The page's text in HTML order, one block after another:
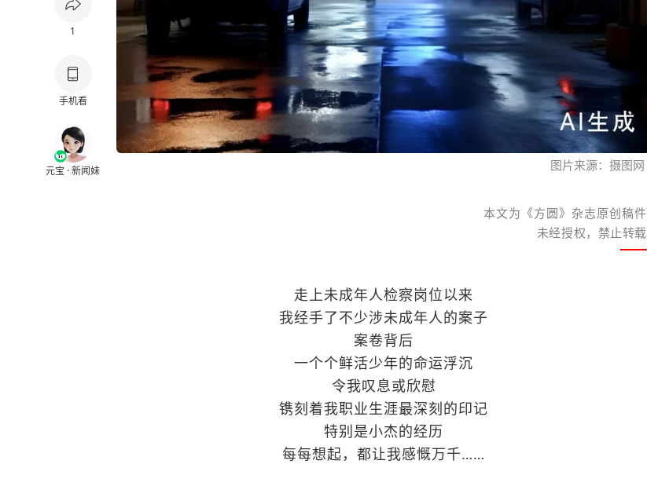
1
手机看
元宝 · 新闻妹 图片来源：摄图网
本文为《方圆》杂志原创稿件
未经授权，禁止转载
走上未成年人检察岗位以来
我经手了不少涉未成年人的案子
案卷背后
一个个鲜活少年的命运浮沉
令我叹息或欣慰
镌刻着我职业生涯最深刻的印记
特别是小杰的经历
每每想起，都让我感慨万千……